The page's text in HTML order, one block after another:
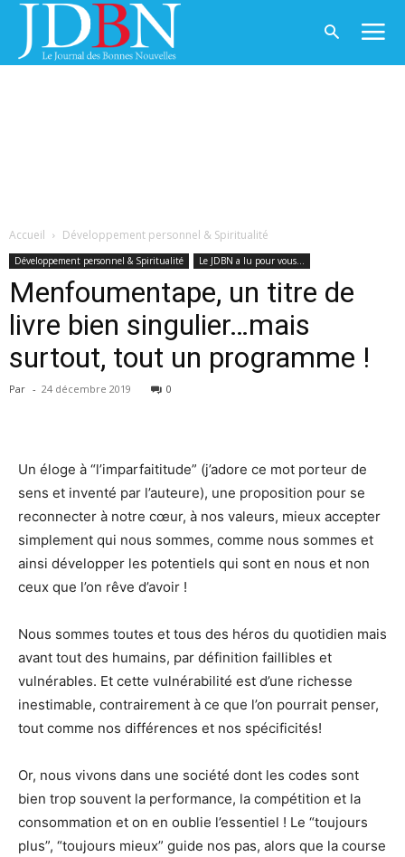
Accueil Développement personnel & Spiritualité
Développement personnel & Spiritualité Le JDBN a lu pour vous...
Menfoumentape, un titre de
livre bien singulier…mais
surtout, tout un programme !
Par - 24 décembre 2019 0
Un éloge à “l’imparfaititude” (j’adore ce mot porteur de
sens et inventé par l’auteure), une proposition pour se
reconnecter à notre cœur, à nos valeurs, mieux accepter
simplement qui nous sommes, comme nous sommes et
ainsi développer les potentiels qui sont en nous et non
ceux que l’on rêve d’avoir !
Nous sommes toutes et tous des héros du quotidien mais
avant tout des humains, par définition faillibles et
vulnérables. Et cette vulnérabilité est d’une richesse
inestimable, contrairement à ce que l’on pourrait penser,
tout comme nos différences et nos spécificités!
Or, nous vivons dans une société dont les codes sont
bien trop souvent la performance, la compétition et la
consommation et on en oublie l’essentiel ! Le “toujours
plus”, “toujours mieux” guide nos pas, alors que la course